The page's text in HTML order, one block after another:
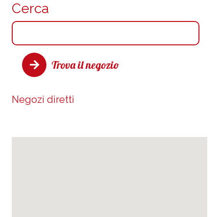
Cerca
Trova il negozio
Negozi diretti